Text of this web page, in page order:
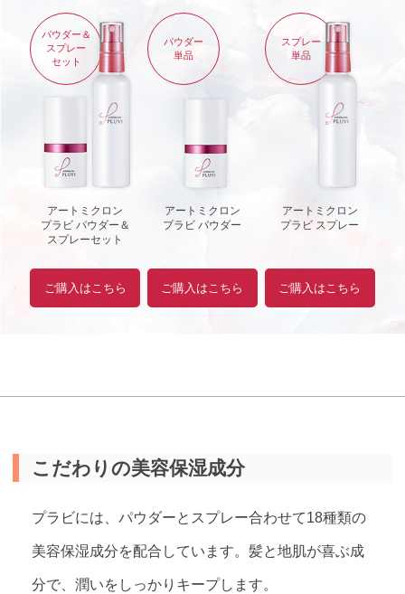
パウダー＆
スプレー
セット
アートミクロン
プラビ パウダー＆
スプレーセット
ご購入はこちら
パウダー
単品
アートミクロン
プラビ パウダー
ご購入はこちら
スプレー
単品
アートミクロン
プラビ スプレー
ご購入はこちら
こだわりの美容保湿成分
プラビには、パウダーとスプレー合わせて18種類の
美容保湿成分を配合しています。髪と地肌が喜ぶ成
分で、潤いをしっかりキープします。